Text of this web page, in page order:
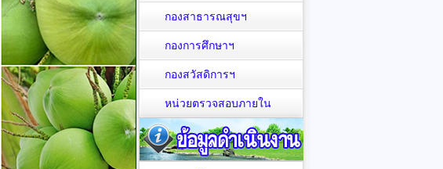
กองสาธารณสุขฯ
กองการศึกษาฯ
กองสวัสดิการฯ
หน่วยตรวจสอบภายใน